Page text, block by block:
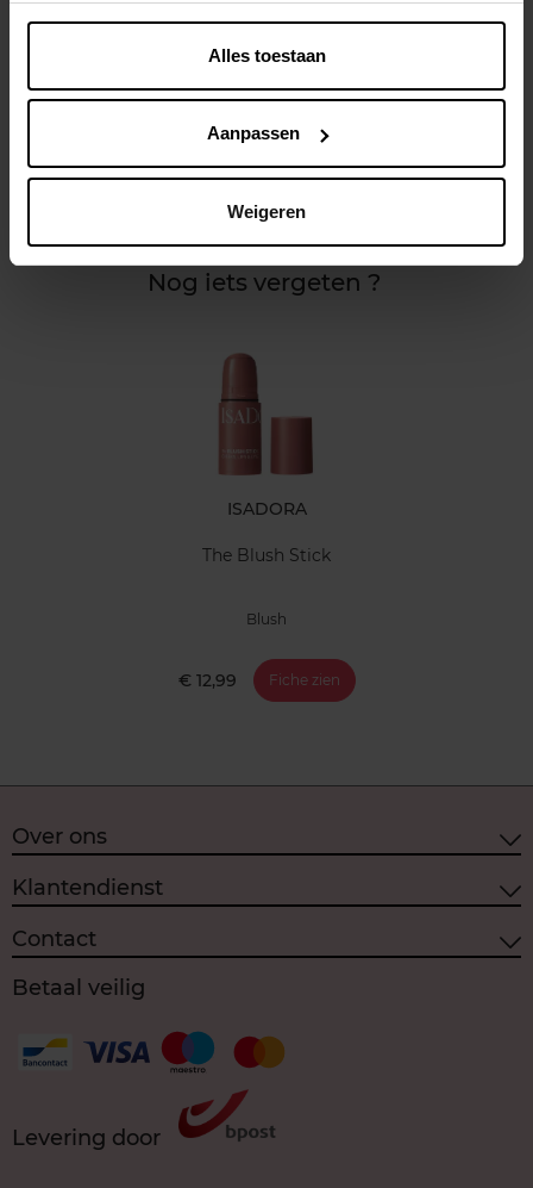
Alles toestaan
Aanpassen
Weigeren
Beschrijving
Gebruiksadvies
Kenmerken
Klantereview
Nog iets vergeten ?
ISADORA
The Blush Stick
Blush
€ 12,99 Fiche zien
Over ons
Klantendienst
Contact
Betaal veilig
Levering door